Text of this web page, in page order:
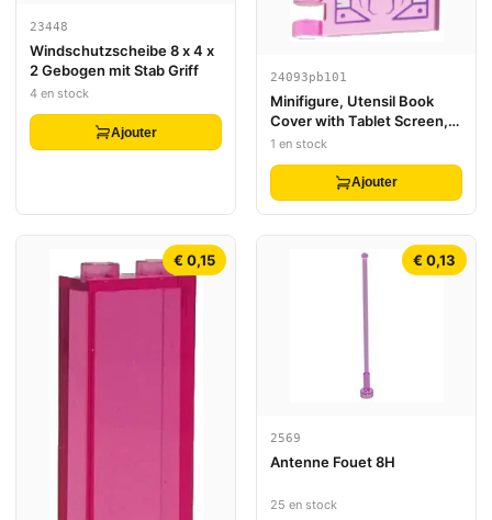
23448
Windschutzscheibe 8 x 4 x
2 Gebogen mit Stab Griff
4 en stock
Ajouter
24093pb101
Minifigure, Utensil Book
Cover with Tablet Screen,
Dark Purple Spider and
Hexagon, White Trim
Pattern
1 en stock
Ajouter
€ 0,15 € 0,13
2569
Antenne Fouet 8H
25 en stock